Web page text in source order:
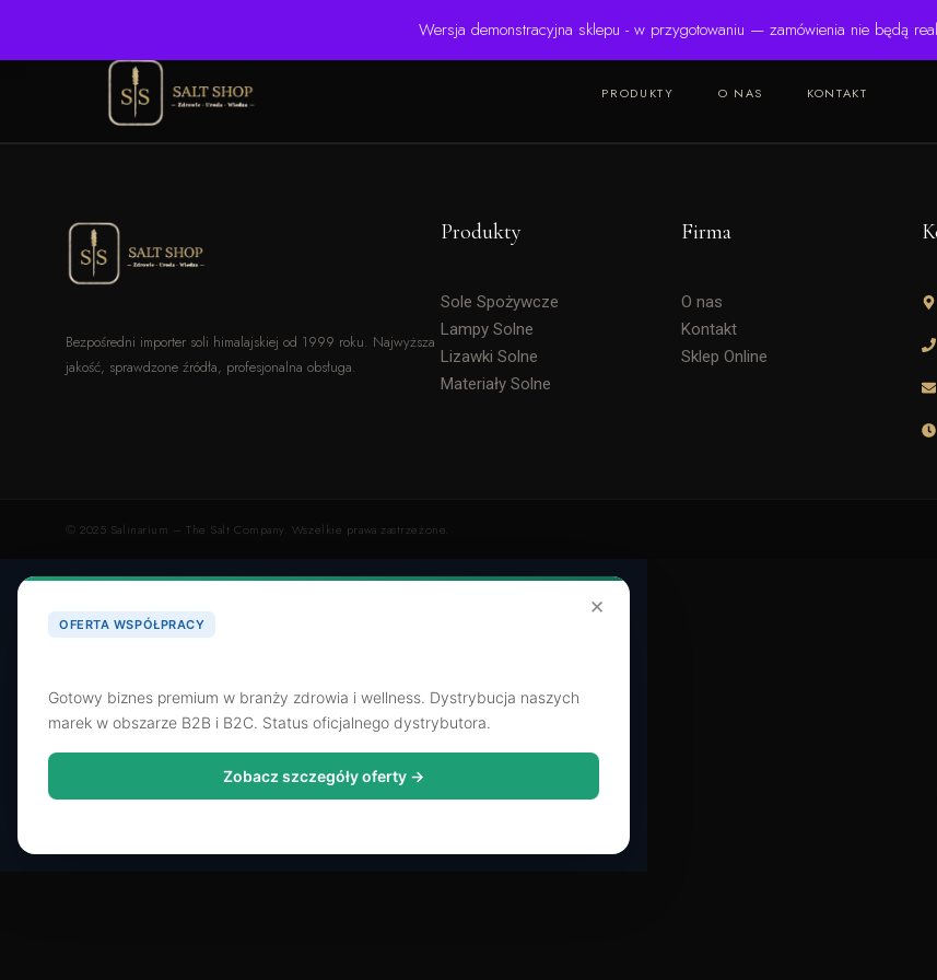
Wersja demonstracyjna sklepu - w przygotowaniu — zamówienia nie będą
✉ krzysztof.lipinski@salinarium.com
PRODUKTY O NAS KONTAKT
Bezpośredni importer soli himalajskiej od 1999 roku. Najwyższa
jakość, sprawdzone źródła, profesjonalna obsługa.
Produkty
Sole Spożywcze
Lampy Solne
Lizawki Solne
Materiały Solne
Firma
O nas
Kontakt
Sklep Online
© 2025 Salinarium – The Salt Company. Wszelkie prawa zastrzeżone.
✕
OFERTA WSPÓŁPRACY
Gotowy biznes premium w branży zdrowia i wellness. Dystrybucja naszych
marek w obszarze B2B i B2C. Status oficjalnego dystrybutora.
Zobacz szczegóły oferty →